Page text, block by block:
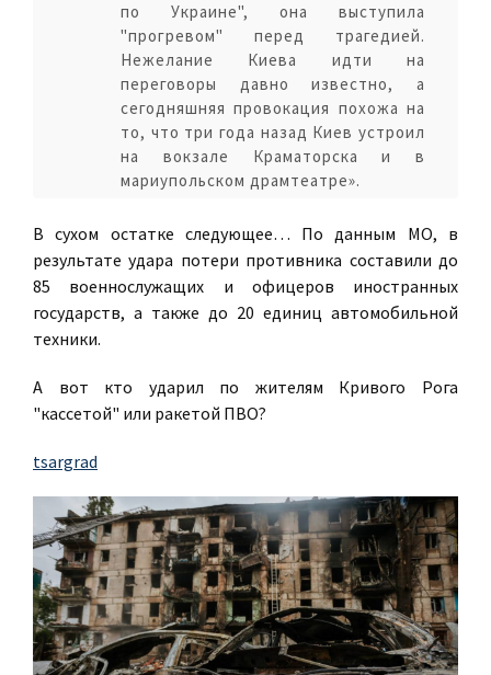
по Украине", она выступила
"прогревом" перед трагедией.
Нежелание Киева идти на
переговоры давно известно, а
сегодняшняя провокация похожа на
то, что три года назад Киев устроил
на вокзале Краматорска и в
мариупольском драмтеатре».
В сухом остатке следующее… По данным МО, в
результате удара потери противника составили до
85 военнослужащих и офицеров иностранных
государств, а также до 20 единиц автомобильной
техники.
А вот кто ударил по жителям Кривого Рога
"кассетой" или ракетой ПВО?
tsargrad